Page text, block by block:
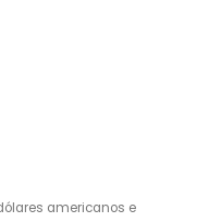
americanos e